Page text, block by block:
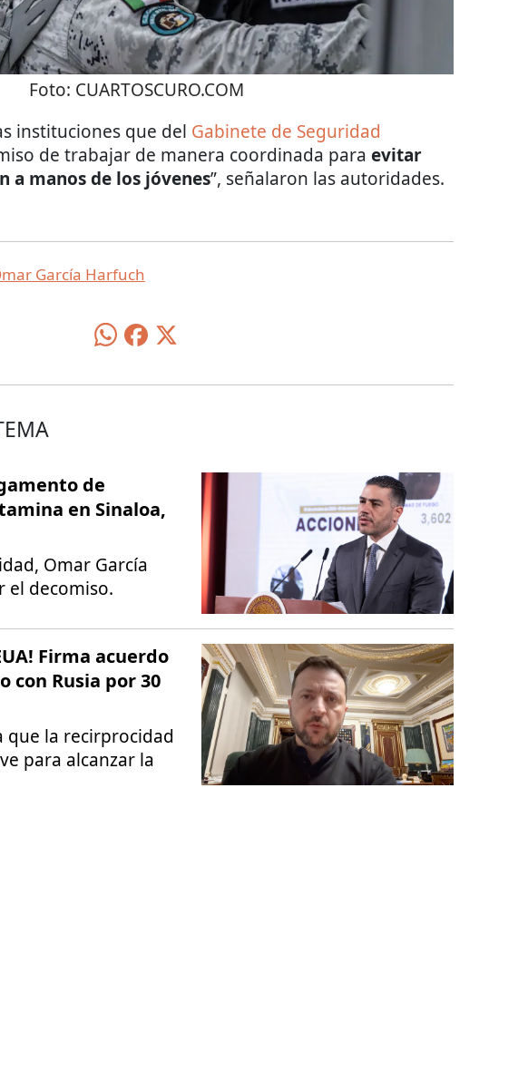
Foto: CUARTOSCURO.COM
instituciones que del Gabinete de Seguridad
de trabajar de manera coordinada para evitar
a manos de los jóvenes”, señalaron las autoridades.
García Harfuch
de
en Sinaloa,
Omar García
el decomiso.
Firma acuerdo
con Rusia por 30
que la recirprocidad
para alcanzar la